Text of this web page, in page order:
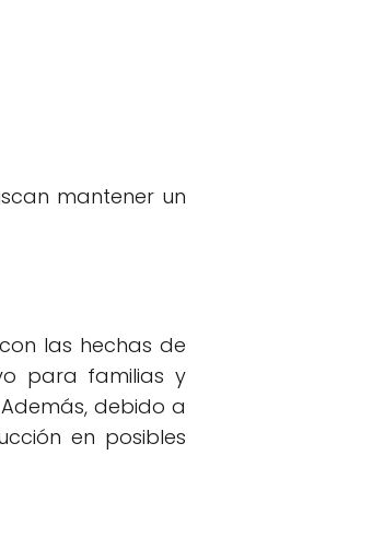
mantener un
las hechas de
para familias y
debido a
en posibles